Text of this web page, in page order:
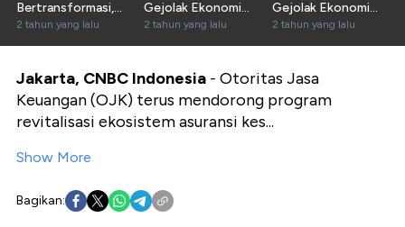
Bertransformasi,
Asuransi Siap
Perkuat Bisnis
2 tahun yang lalu
Gejolak Ekonomi
Global
2 tahun yang lalu
Gejolak Ekonomi
Global
2 tahun yang lalu
Jakarta, CNBC Indonesia - Otoritas Jasa
Keuangan (OJK) terus mendorong program
revitalisasi ekosistem asuransi kes...
Show More
Bagikan: